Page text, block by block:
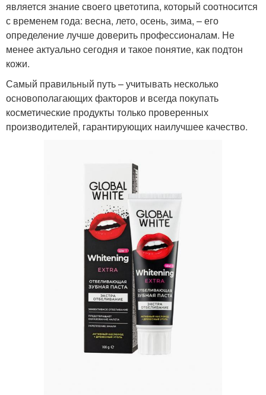
является знание своего цветотипа, который соотносится
с временем года: весна, лето, осень, зима, – его
определение лучше доверить профессионалам. Не
менее актуально сегодня и такое понятие, как подтон
кожи.
Самый правильный путь – учитывать несколько
основополагающих факторов и всегда покупать
косметические продукты только проверенных
производителей, гарантирующих наилучшее качество.